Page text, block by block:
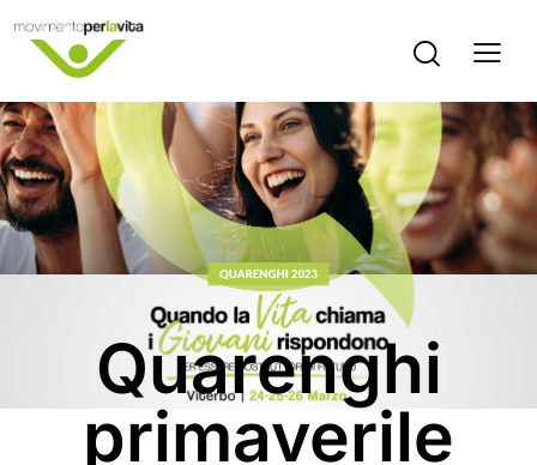
EVENTI
Quarenghi
primaverile